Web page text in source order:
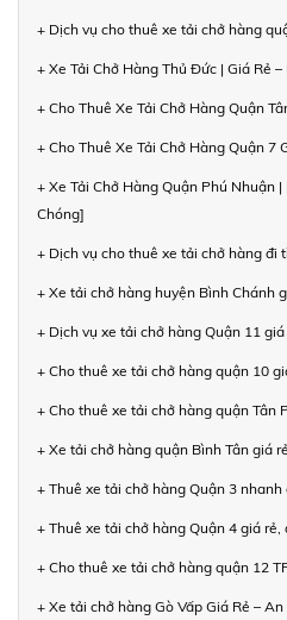
+ Dịch vụ cho thuê xe tải chở hàng
+ Xe Tải Chở Hàng Thủ Đức | Giá Rẻ
+ Cho Thuê Xe Tải Chở Hàng Quận
+ Cho Thuê Xe Tải Chở Hàng Quận 7
+ Xe Tải Chở Hàng Quận Phú Nhuận
Chóng]
+ Dịch vụ cho thuê xe tải chở hàng đi
+ Xe tải chở hàng huyện Bình Chánh
+ Dịch vụ xe tải chở hàng Quận 11
+ Cho thuê xe tải chở hàng quận 10
+ Cho thuê xe tải chở hàng quận Tân
+ Xe tải chở hàng quận Bình Tân giá
+ Thuê xe tải chở hàng Quận 3 nhanh
+ Thuê xe tải chở hàng Quận 4 giá
+ Cho thuê xe tải chở hàng quận 12
+ Xe tải chở hàng Gò Vấp Giá Rẻ –